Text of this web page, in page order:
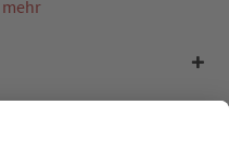
mehr